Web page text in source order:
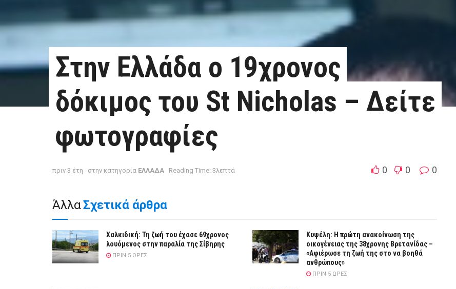
Στην Ελλάδα ο 19χρονος
δόκιμος του St Nicholas – Δείτε
φωτογραφίες
πριν 3 έτη στην κατηγορία ΕΛΛΑΔΑ Reading Time: 3λεπτά 0 0 0
ΆλλαΣχετικά άρθρα
Χαλκιδική: Τη ζωή του έχασε 69χρονος
λουόμενος στην παραλία της Σίβηρης
ΠΡΙΝ 5 ΏΡΕΣ
Κυψέλη: Η πρώτη ανακοίνωση της
οικογένειας της 38χρονης Βρετανίδας –
«Αφιέρωσε τη ζωή της στο να βοηθά
ανθρώπους»
ΠΡΙΝ 5 ΏΡΕΣ